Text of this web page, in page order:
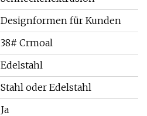
Designformen für Kunden
38# Crmoal
Edelstahl
Stahl oder Edelstahl
Ja